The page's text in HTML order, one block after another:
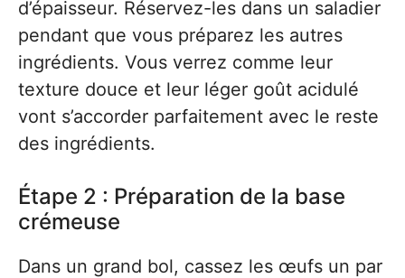
d’épaisseur. Réservez-les dans un saladier
pendant que vous préparez les autres
ingrédients. Vous verrez comme leur
texture douce et leur léger goût acidulé
vont s’accorder parfaitement avec le reste
des ingrédients.
Étape 2 : Préparation de la base
crémeuse
Dans un grand bol, cassez les œufs un par